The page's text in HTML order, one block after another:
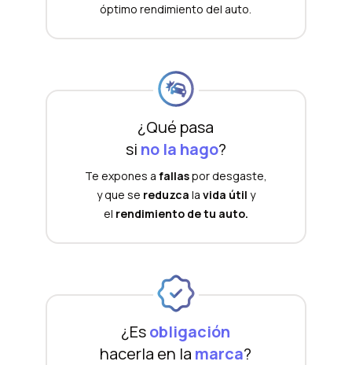
óptimo rendimiento del auto.
¿Qué pasa
si no la hago?
Te expones a fallaspor desgaste,
y que se reduzca la vida útil y
el rendimiento de tu auto.
¿Esobligación
hacerla en la marca?